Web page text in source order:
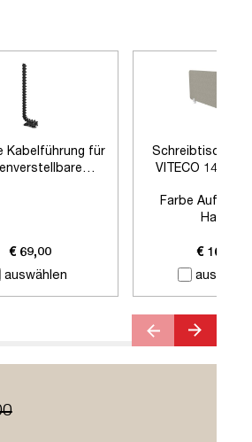
auswählen
Kabelführung für
€ 69,00
VITECO 140cm
Farbe
Harbor
Länge:
€ 169,00